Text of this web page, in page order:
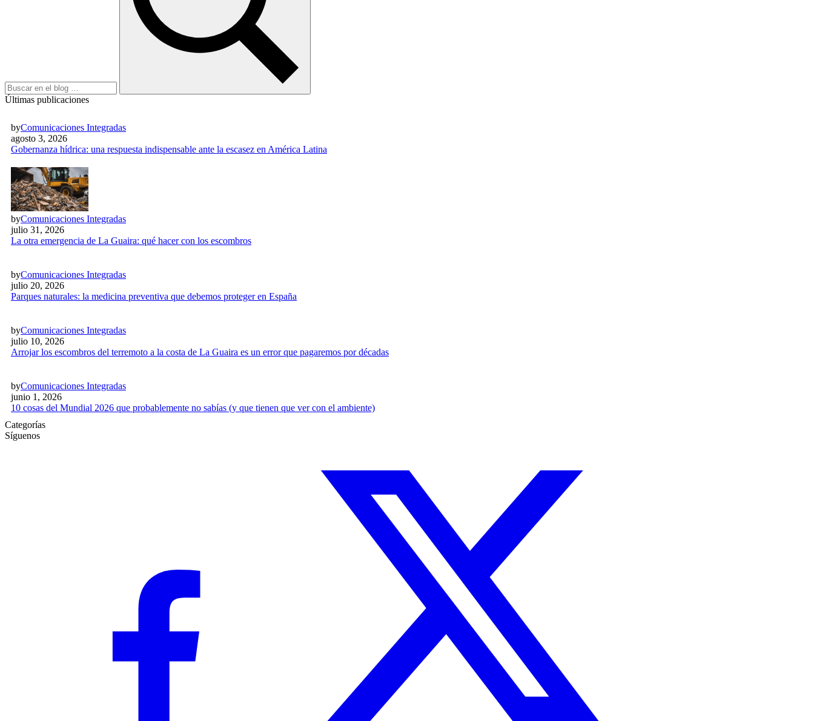
Últimas publicaciones
byComunicaciones Integradas
agosto 3, 2026
Gobernanza hídrica: una respuesta indispensable ante la escasez en América Latina
byComunicaciones Integradas
julio 31, 2026
La otra emergencia de La Guaira: qué hacer con los escombros
byComunicaciones Integradas
julio 20, 2026
Parques naturales: la medicina preventiva que debemos proteger en España
byComunicaciones Integradas
julio 10, 2026
Arrojar los escombros del terremoto a la costa de La Guaira es un error que pagaremos por décadas
byComunicaciones Integradas
junio 1, 2026
10 cosas del Mundial 2026 que probablemente no sabías (y que tienen que ver con el ambiente)
Categorías
Síguenos